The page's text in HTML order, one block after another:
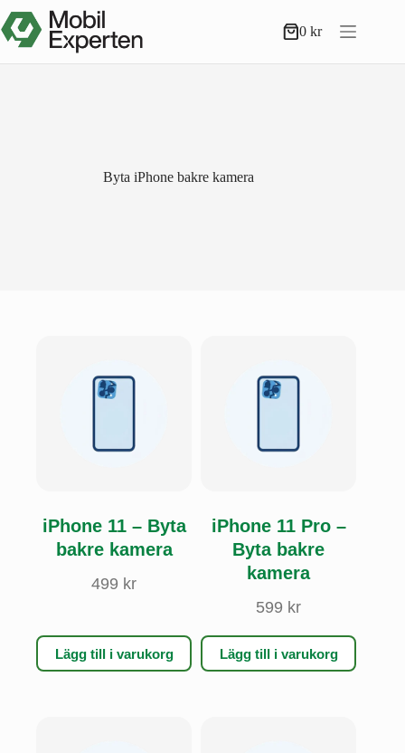
till
innehåll
Varukorg
0kr
Byta iPhone bakre kamera
iPhone 11 – Byta
bakre kamera
499 kr
Lägg till i varukorg
iPhone 11 Pro –
Byta bakre
kamera
599 kr
Lägg till i varukorg